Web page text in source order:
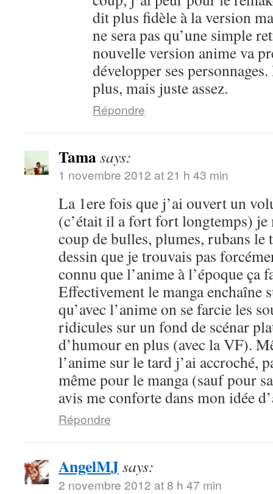
dit plus fidèle à la version
ne sera pas qu’une simple
nouvelle version anime va
développer ses
plus, mais juste assez.
Répondre
Tamasays:
1 novembre 2012 at 21 h 43 min
La 1ere fois que j’ai ouvert un
(c’était il a fort fort longtemps) je
coup de bulles, plumes, rubans le
dessin que je trouvais pas
connu que l’anime à l’époque ça
Effectivement le manga enchaîne
qu’avec l’anime on se farcie les
ridicules sur un fond de scénar
d’humour en plus (avec la VF).
l’anime sur le tard j’ai accroché,
même pour le manga (sauf pour
avis me conforte dans mon idée
Répondre
AngelMJsays:
2 novembre 2012 at 8 h 47 min